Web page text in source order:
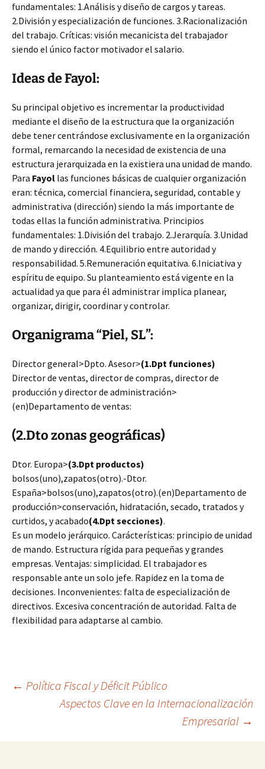
fundamentales: 1.Análisis y diseño de cargos y tareas.
2.División y especialización de funciones. 3.Racionalización
del trabajo. Críticas: visión mecanicista del trabajador
siendo el único factor motivador el salario.
Ideas de Fayol:
Su principal objetivo es incrementar la productividad
mediante el diseño de la estructura que la organización
debe tener centrándose exclusivamente en la organización
formal, remarcando la necesidad de existencia de una
estructura jerarquizada en la existiera una unidad de mando.
Para Fayol las funciones básicas de cualquier organización
eran: técnica, comercial financiera, seguridad, contable y
administrativa (dirección) siendo la más importante de
todas ellas la función administrativa. Principios
fundamentales: 1.División del trabajo. 2.Jerarquía. 3.Unidad
de mando y dirección. 4.Equilibrio entre autoridad y
responsabilidad. 5.Remuneración equitativa. 6.Iniciativa y
espíritu de equipo. Su planteamiento está vigente en la
actualidad ya que para él administrar implica planear,
organizar, dirigir, coordinar y controlar.
Organigrama “Piel, SL”:
Director general>Dpto. Asesor>(1.Dpt funciones)
Director de ventas, director de compras, director de
producción y director de administración>
(en)Departamento de ventas:
(2.Dto zonas geográficas)
Dtor. Europa>(3.Dpt productos)
bolsos(uno),zapatos(otro).-Dtor.
España>bolsos(uno),zapatos(otro).(en)Departamento de
producción>conservación, hidratación, secado, tratados y
curtidos, y acabado(4.Dpt secciones).
Es un modelo jerárquico. Carácterísticas: principio de unidad
de mando. Estructura rígida para pequeñas y grandes
empresas. Ventajas: simplicidad. El trabajador es
responsable ante un solo jefe. Rapidez en la toma de
decisiones. Inconvenientes: falta de especialización de
directivos. Excesiva concentración de autoridad. Falta de
flexibilidad para adaptarse al cambio.
Navegación
← Política Fiscal y Déficit Público
Aspectos Clave en la Internacionalización
Empresarial →